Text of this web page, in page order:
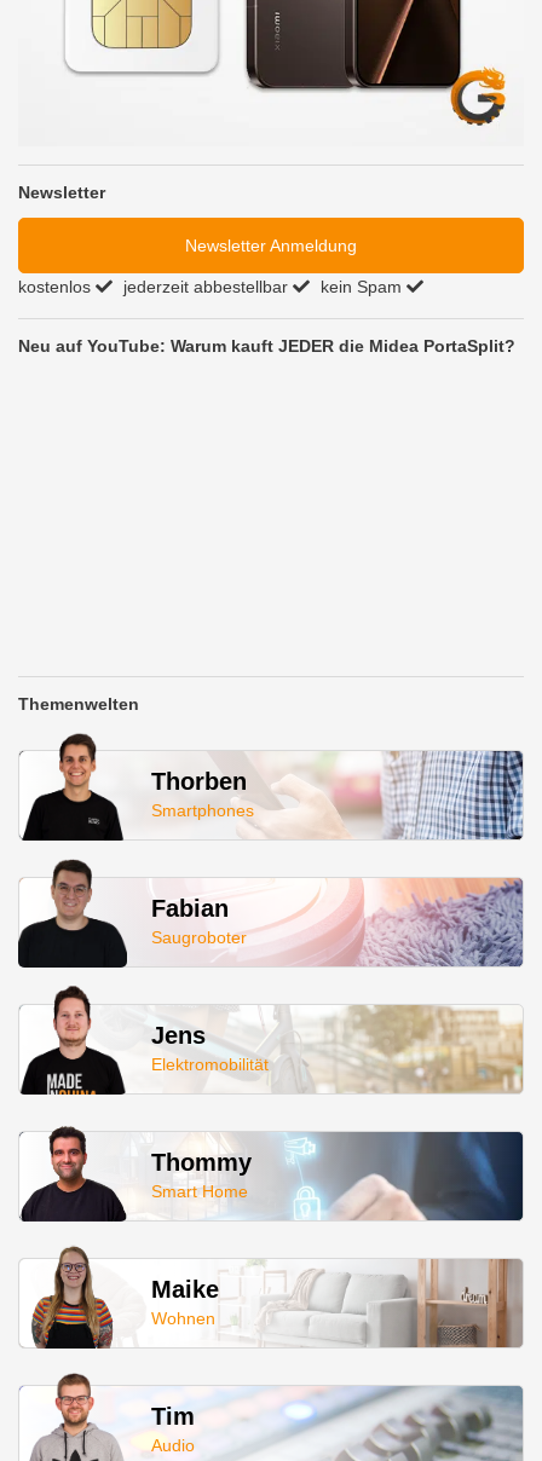
Newsletter
Newsletter Anmeldung
kostenlos jederzeit abbestellbar kein Spam
Neu auf YouTube: Warum kauft JEDER die Midea PortaSplit?
Themenwelten
Thorben
Smartphones
Fabian
Saugroboter
Jens
Elektromobilität
Thommy
Smart Home
Maike
Wohnen
Tim
Audio